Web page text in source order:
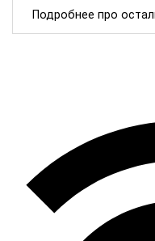
Подробнее про